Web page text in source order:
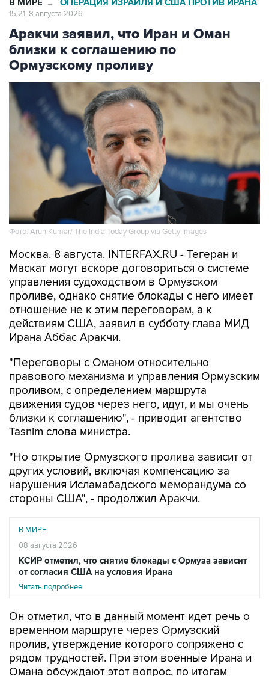
Аракчи заявил, что Иран и Оман
близки к соглашению по
Ормузскому проливу
Фото: Arun Kumar/ The India Today Group via Getty Images
Москва. 8 августа. INTERFAX.RU - Тегеран и
управления судоходством в Ормузском
проливе, однако снятие блокады с него имеет
отношение не к этим переговорам, а к
действиям США, заявил в субботу глава МИД
Ирана Аббас Аракчи.
"Переговоры с Оманом относительно
проливом, с определением маршрута
движения судов через него, идут, и мы очень
близки к соглашению", - приводит агентство
Tasnim слова министра.
"Но открытие Ормузского пролива зависит от
нарушения Исламабадского меморандума со
стороны США", - продолжил Аракчи.
В МИРЕ
КСИР отметил, что снятие блокады с Ормуза зависит
от согласия США на условия Ирана
Читать подробнее
Он отметил, что в данный момент идет речь о
пролив, утверждение которого сопряжено с
рядом трудностей. При этом военные Ирана и
Омана обсуждают этот вопрос, по итогам
консультаций новый путь должен быть